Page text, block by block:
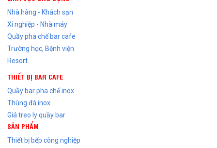
Nhà hàng - Khách sạn
Xí nghiệp - Nhà máy
Quầy pha chế bar cafe
Trường học, Bệnh viện
Resort
THIẾT BỊ BAR CAFE
Quầy bar pha chế inox
Thùng đá inox
Giá treo ly quầy bar
SẢN PHẨM
Thiết bị bếp công nghiệp